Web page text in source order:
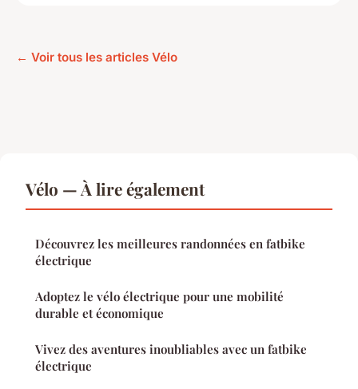
← Voir tous les articles Vélo
Vélo — À lire également
Découvrez les meilleures randonnées en fatbike
électrique
Adoptez le vélo électrique pour une mobilité
durable et économique
Vivez des aventures inoubliables avec un fatbike
électrique